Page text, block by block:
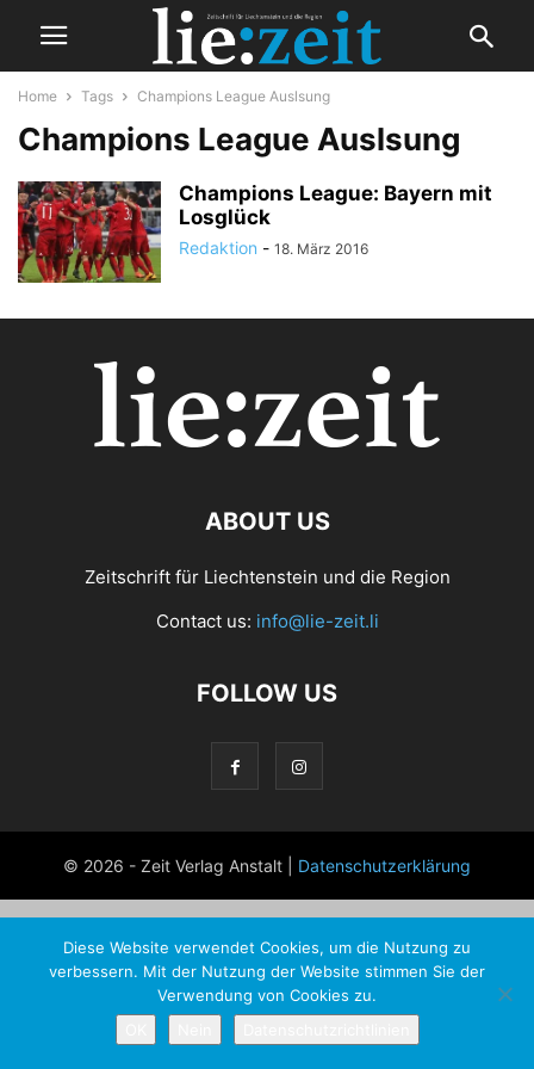
Home Tags Champions League Auslsung
Champions League Auslsung
Champions League: Bayern mit
Losglück
Redaktion - 18. März 2016
ABOUT US
Zeitschrift für Liechtenstein und die Region
Contact us: info@lie-zeit.li
FOLLOW US
© 2026 - Zeit Verlag Anstalt | Datenschutzerklärung
Diese Website verwendet Cookies, um die Nutzung zu
verbessern. Mit der Nutzung der Website stimmen Sie der
Verwendung von Cookies zu.